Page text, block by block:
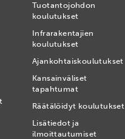
Tuotantojohdon
koulutukset
Infrarakentajien
koulutukset
Ajankohtaiskoulutukset
Kansainväliset
tapahtumat
Räätälöidyt koulutukset
Lisätiedot ja
ilmoittautumiset